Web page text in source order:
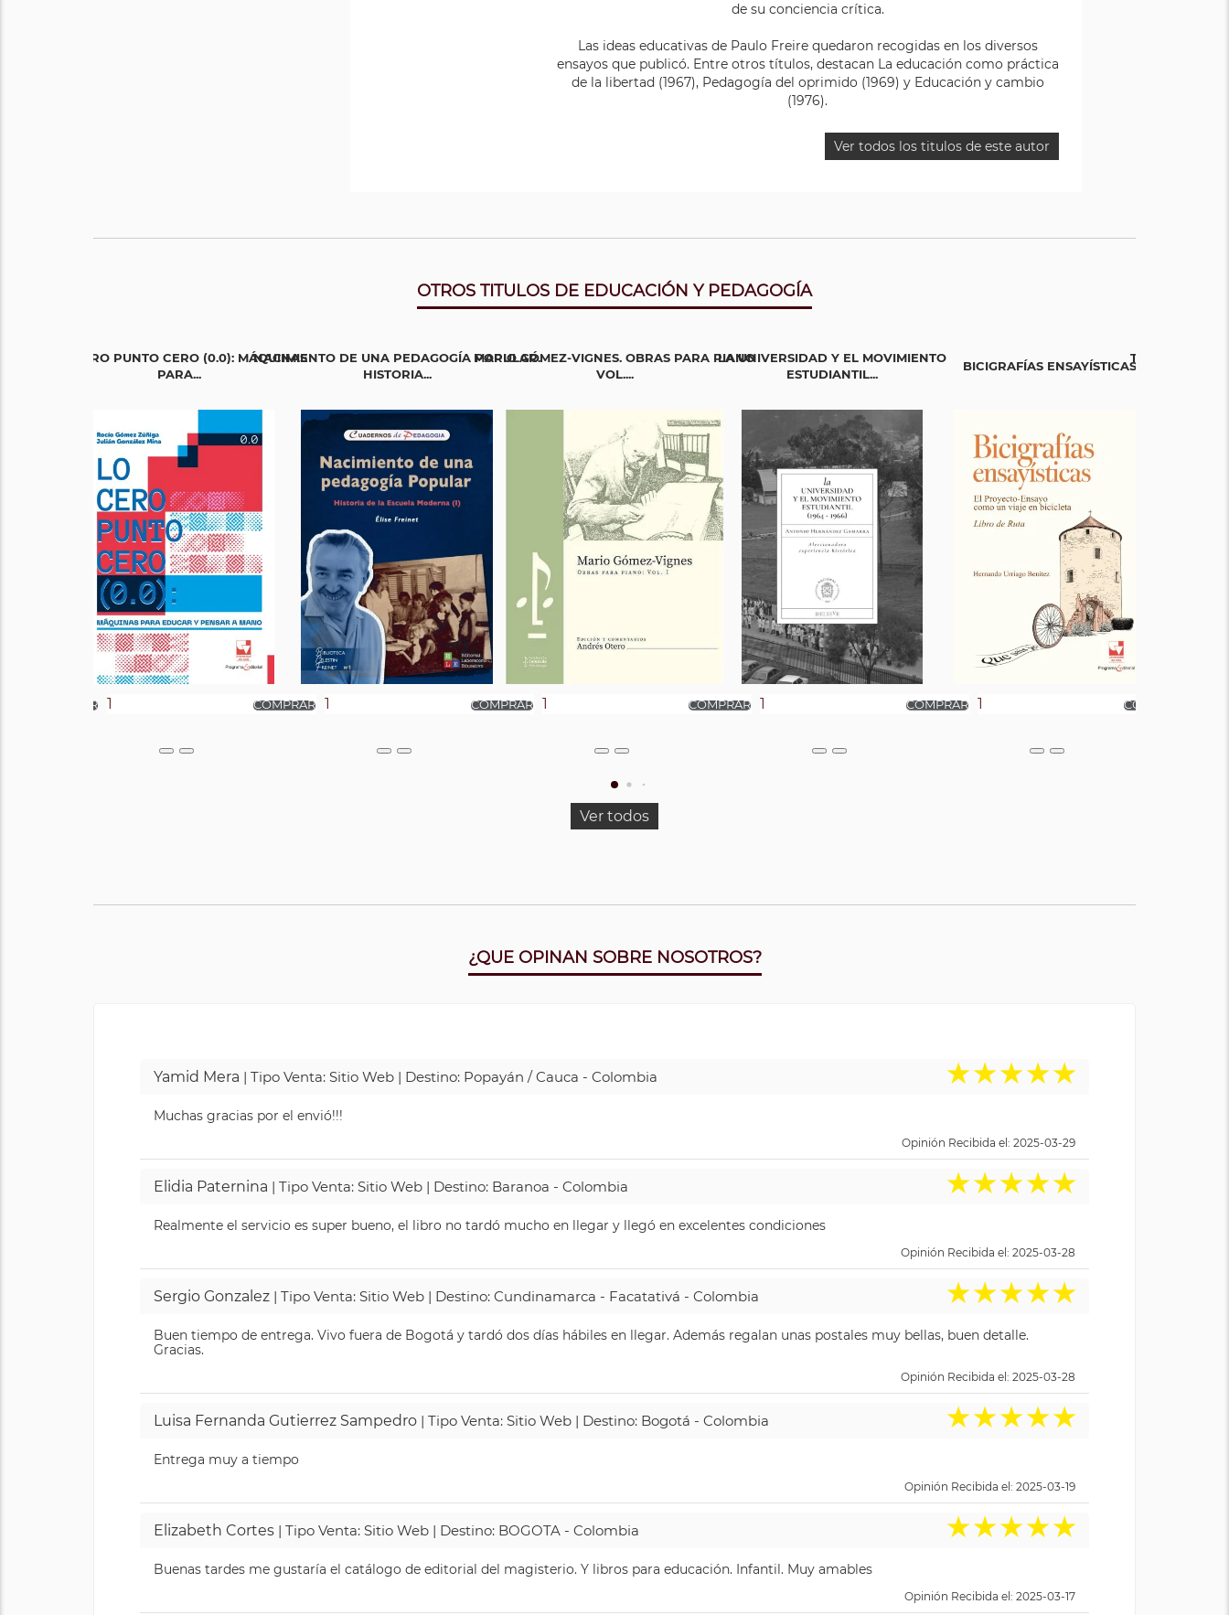
de su conciencia crítica.
Las ideas educativas de Paulo Freire quedaron recogidas en los diversos
ensayos que publicó. Entre otros títulos, destacan La educación como práctica
de la libertad (1967), Pedagogía del oprimido (1969) y Educación y cambio
(1976).
Ver todos los titulos de este autor
OTROS TITULOS DE EDUCACIÓN Y PEDAGOGÍA
LO CERO PUNTO CERO (0.0): MÁQUINAS
PARA...
NACIMIENTO DE UNA PEDAGOGÍA POPULAR.
HISTORIA...
MARIO GÓMEZ-VIGNES. OBRAS PARA PIANO
VOL....
LA UNIVERSIDAD Y EL MOVIMIENTO
ESTUDIANTIL...
BICIGRAFÍAS ENSAYÍSTICAS
TEJIENDO
Ver todos
¿QUE OPINAN SOBRE NOSOTROS?
Yamid Mera | Tipo Venta: Sitio Web | Destino: Popayán / Cauca - Colombia ★★★★★
Muchas gracias por el envió!!!
Opinión Recibida el: 2025-03-29
Elidia Paternina | Tipo Venta: Sitio Web | Destino: Baranoa - Colombia ★★★★★
Realmente el servicio es super bueno, el libro no tardó mucho en llegar y llegó en excelentes condiciones
Opinión Recibida el: 2025-03-28
Sergio Gonzalez | Tipo Venta: Sitio Web | Destino: Cundinamarca - Facatativá - Colombia ★★★★★
Buen tiempo de entrega. Vivo fuera de Bogotá y tardó dos días hábiles en llegar. Además regalan unas postales muy bellas, buen detalle.
Gracias.
Opinión Recibida el: 2025-03-28
Luisa Fernanda Gutierrez Sampedro | Tipo Venta: Sitio Web | Destino: Bogotá - Colombia ★★★★★
Entrega muy a tiempo
Opinión Recibida el: 2025-03-19
Elizabeth Cortes | Tipo Venta: Sitio Web | Destino: BOGOTA - Colombia ★★★★★
Buenas tardes me gustaría el catálogo de editorial del magisterio. Y libros para educación. Infantil. Muy amables
Opinión Recibida el: 2025-03-17